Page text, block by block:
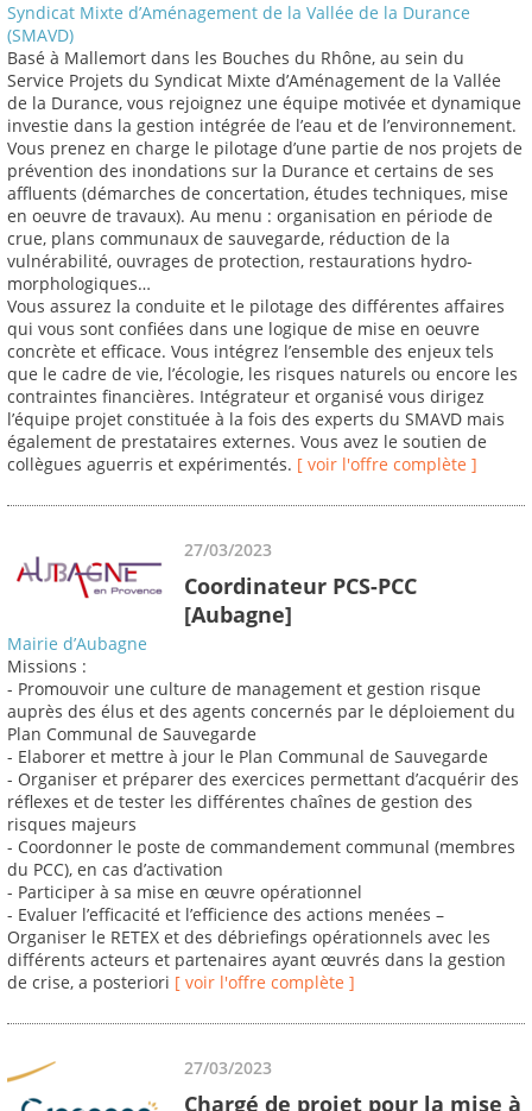
Syndicat Mixte d’Aménagement de la Vallée de la Durance
(SMAVD)
Basé à Mallemort dans les Bouches du Rhône, au sein du
Service Projets du Syndicat Mixte d’Aménagement de la Vallée
de la Durance, vous rejoignez une équipe motivée et dynamique
investie dans la gestion intégrée de l’eau et de l’environnement.
Vous prenez en charge le pilotage d’une partie de nos projets de
prévention des inondations sur la Durance et certains de ses
affluents (démarches de concertation, études techniques, mise
en oeuvre de travaux). Au menu : organisation en période de
crue, plans communaux de sauvegarde, réduction de la
vulnérabilité, ouvrages de protection, restaurations hydro-
morphologiques…
Vous assurez la conduite et le pilotage des différentes affaires
qui vous sont confiées dans une logique de mise en oeuvre
concrète et efficace. Vous intégrez l’ensemble des enjeux tels
que le cadre de vie, l’écologie, les risques naturels ou encore les
contraintes financières. Intégrateur et organisé vous dirigez
l’équipe projet constituée à la fois des experts du SMAVD mais
également de prestataires externes. Vous avez le soutien de
collègues aguerris et expérimentés. [ voir l'offre complète ]
27/03/2023
Coordinateur PCS-PCC
[Aubagne]
Mairie d’Aubagne
Missions :
- Promouvoir une culture de management et gestion risque
auprès des élus et des agents concernés par le déploiement du
Plan Communal de Sauvegarde
- Elaborer et mettre à jour le Plan Communal de Sauvegarde
- Organiser et préparer des exercices permettant d’acquérir des
réflexes et de tester les différentes chaînes de gestion des
risques majeurs
- Coordonner le poste de commandement communal (membres
du PCC), en cas d’activation
- Participer à sa mise en œuvre opérationnel
- Evaluer l’efficacité et l’efficience des actions menées –
Organiser le RETEX et des débriefings opérationnels avec les
différents acteurs et partenaires ayant œuvrés dans la gestion
de crise, a posteriori [ voir l'offre complète ]
27/03/2023
Chargé de projet pour la mise à